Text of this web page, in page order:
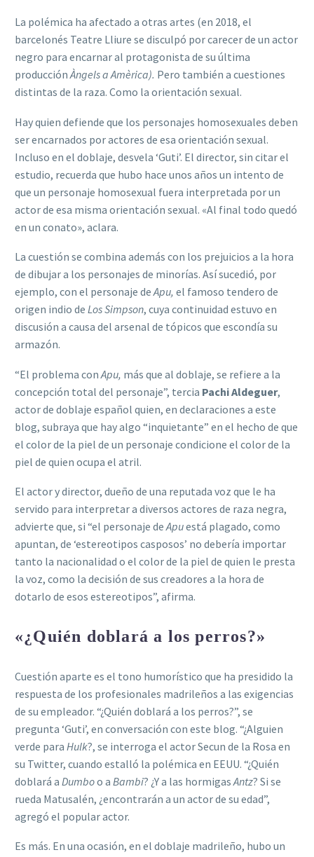
La polémica ha afectado a otras artes (en 2018, el
barcelonés Teatre Lliure se disculpó por carecer de un actor
negro para encarnar al protagonista de su última
producción Àngels a Amèrica). Pero también a cuestiones
distintas de la raza. Como la orientación sexual.
Hay quien defiende que los personajes homosexuales deben
ser encarnados por actores de esa orientación sexual.
Incluso en el doblaje, desvela ‘Guti’. El director, sin citar el
estudio, recuerda que hubo hace unos años un intento de
que un personaje homosexual fuera interpretada por un
actor de esa misma orientación sexual. «Al final todo quedó
en un conato», aclara.
La cuestión se combina además con los prejuicios a la hora
de dibujar a los personajes de minorías. Así sucedió, por
ejemplo, con el personaje deApu, el famoso tendero de
origen indio de Los Simpson, cuya continuidad estuvo en
discusión a causa del arsenal de tópicos que escondía su
armazón.
“El problema con Apu, más que al doblaje, se refiere a la
concepción total del personaje”, tercia Pachi Aldeguer,
actor de doblaje español quien, en declaraciones a este
blog, subraya que hay algo “inquietante” en el hecho de que
el color de la piel de un personaje condicione el color de la
piel de quien ocupa el atril.
El actor y director, dueño de una reputada voz que le ha
servido para interpretar a diversos actores de raza negra,
advierte que, si “el personaje deApuestá plagado, como
apuntan, de ‘estereotipos casposos’ no debería importar
tanto la nacionalidad o el color de la piel de quien le presta
la voz, como la decisión de sus creadores a la hora de
dotarlo de esos estereotipos”, afirma.
«¿Quién doblará a los perros?»
Cuestión aparte es el tono humorístico que ha presidido la
respuesta de los profesionales madrileños a las exigencias
de su empleador. “¿Quién doblará a los perros?”, se
pregunta ‘Guti’, en conversación con este blog. “¿Alguien
verde para Hulk?, se interroga el actor Secun de la Rosa en
su Twitter, cuando estalló la polémica en EEUU. “¿Quién
doblará a Dumboo a Bambi? ¿Y a las hormigas Antz? Si se
rueda Matusalén, ¿encontrarán a un actor de su edad”,
agregó el popular actor.
Es más. En una ocasión, en el doblaje madrileño, hubo un